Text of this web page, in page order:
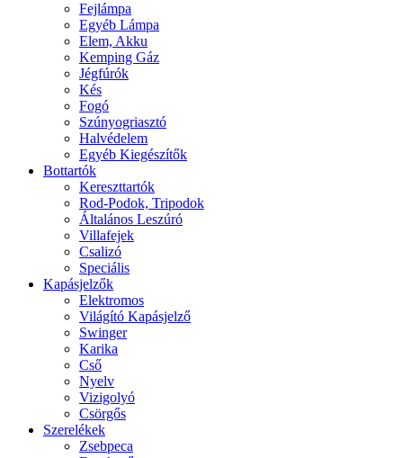
Fejlámpa
Egyéb Lámpa
Elem, Akku
Kemping Gáz
Jégfúrók
Kés
Fogó
Szúnyogriasztó
Halvédelem
Egyéb Kiegészítők
Bottartók
Kereszttartók
Rod-Podok, Tripodok
Általános Leszúró
Villafejek
Csalizó
Speciális
Kapásjelzők
Elektromos
Világító Kapásjelző
Swinger
Karika
Cső
Nyelv
Vizigolyó
Csörgős
Szerelékek
Zsebpeca